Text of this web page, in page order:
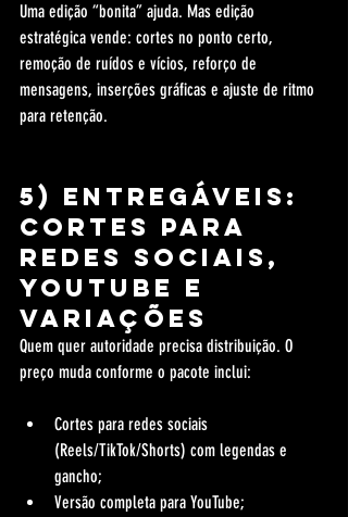
Uma edição “bonita” ajuda. Mas edição
estratégica vende: cortes no ponto certo,
remoção de ruídos e vícios, reforço de
mensagens, inserções gráficas e ajuste de ritmo
para retenção.
5) Entregáveis:
cortes para
redes sociais,
YouTube e
variações
Quem quer autoridade precisa distribuição. O
preço muda conforme o pacote inclui:
Cortes para redes sociais
(Reels/TikTok/Shorts) com legendas e
gancho;
Versão completa para YouTube;